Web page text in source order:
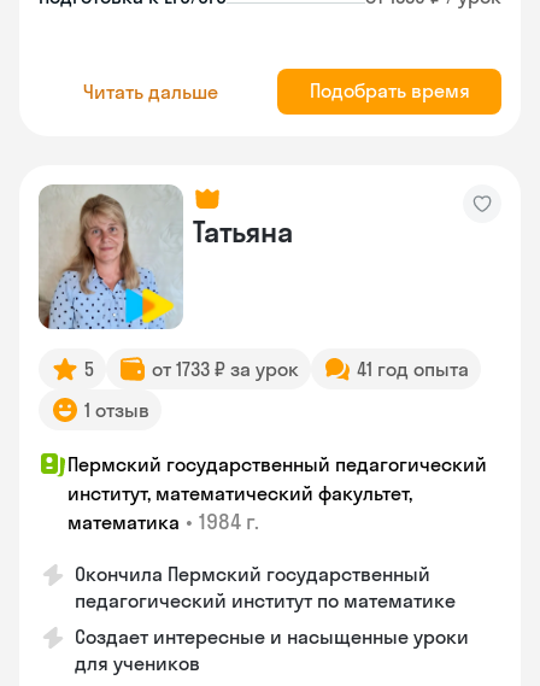
Читать дальше Подобрать время
Татьяна
5 от 1733 ₽ за урок
41 год опыта
1 отзыв
Пермский государственный педагогический
институт, математический факультет,
математика • 1984 г.
Окончила Пермский государственный
педагогический институт по математике
Создает интересные и насыщенные уроки
для учеников